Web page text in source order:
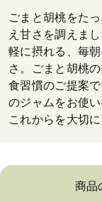
ごまと胡桃をた
え甘さを調えま
軽に摂れる、毎
さ。ごまと胡桃
食習慣のご提案
のジャムをお使
これからを大切
商品